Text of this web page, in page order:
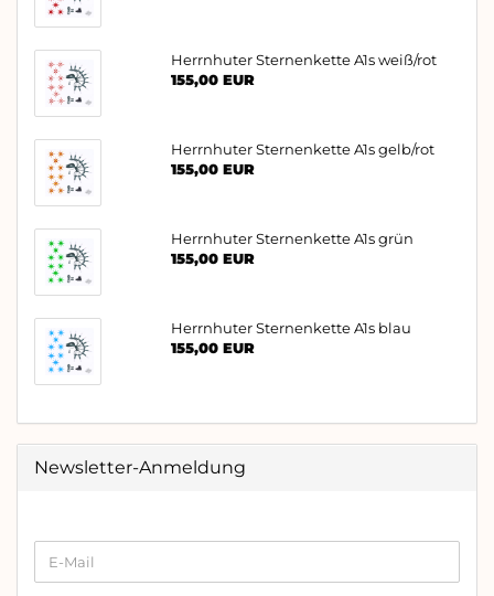
Herrnhuter Sternenkette A1s weiß/rot
155,00 EUR
Herrnhuter Sternenkette A1s gelb/rot
155,00 EUR
Herrnhuter Sternenkette A1s grün
155,00 EUR
Herrnhuter Sternenkette A1s blau
155,00 EUR
Newsletter-Anmeldung
ZUR
E-
Mail